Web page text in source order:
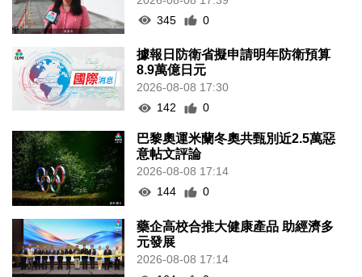
345
0
據報日防衛省擬申請明年防衛預算
8.9萬億日元
2026-08-08 17:30
142
0
巴黎奧運米蘭冬奧共甄別近2.5萬惡
意帖文評論
2026-08-08 17:14
144
0
藥企高校合推大健康產品 助經濟多
元發展
2026-08-08 17:14